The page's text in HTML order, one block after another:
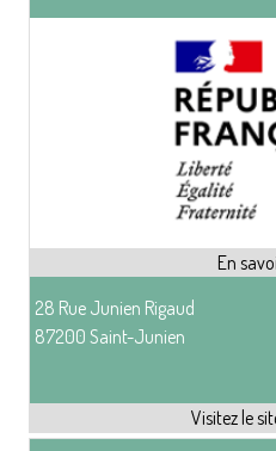
28 Rue Junien Rigaud
87200 Saint-Junien